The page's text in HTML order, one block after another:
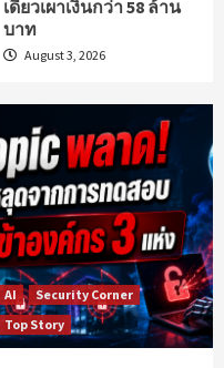
เดียวเผาเงินกว่า 58 ล้าน
บาท
August 3, 2026
AI
Security Corner
Top Story